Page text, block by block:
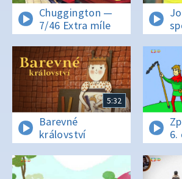
Chuggington —
7/46 Extra míle
5:32
Barevné
království
6.